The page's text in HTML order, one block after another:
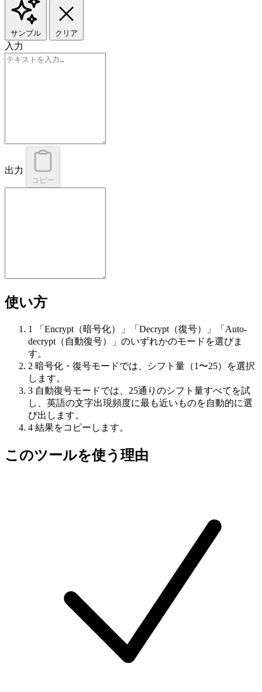
サンプル クリア
入力
出力
コピー
使い方
1
「Encrypt（暗号化）」「Decrypt（復号）」「Auto-
decrypt（自動復号）」のいずれかのモードを選びま
す。
2 暗号化・復号モードでは、シフト量（1〜25）を選択
します。
3 自動復号モードでは、25通りのシフト量すべてを試
し、英語の文字出現頻度に最も近いものを自動的に選
び出します。
4 結果をコピーします。
このツールを使う理由